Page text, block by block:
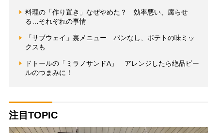
料理の「作り置き」なぜやめた？ 効率悪い、腐らせ
る…それぞれの事情
「サブウェイ」裏メニュー パンなし、ポテトの味ミッ
クスも
ドトールの「ミラノサンドA」 アレンジしたら絶品ビー
ルのつまみに！
注目TOPIC